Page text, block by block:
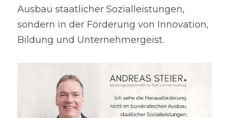
Ausbau staatlicher Sozialleistungen,
sondern in der Förderung von Innovation,
Bildung und Unternehmergeist.